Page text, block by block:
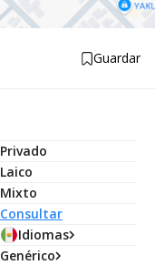
Guardar
Privado
Laico
Mixto
Consultar
Idiomas
Genérico